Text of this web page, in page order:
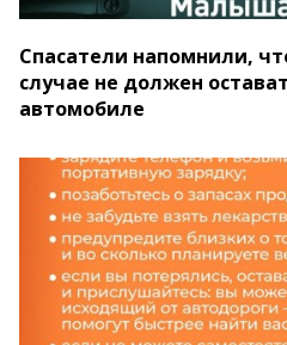
Спасатели напомнили,
случае не должен
автомобиле